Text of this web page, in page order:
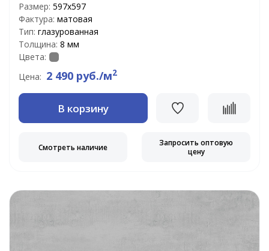
Размер: 597х597
Фактура: матовая
Тип: глазурованная
Толщина: 8 мм
Цвета:
Цена: 2 490 руб./м2
В корзину
Смотреть наличие
Запросить оптовую
цену